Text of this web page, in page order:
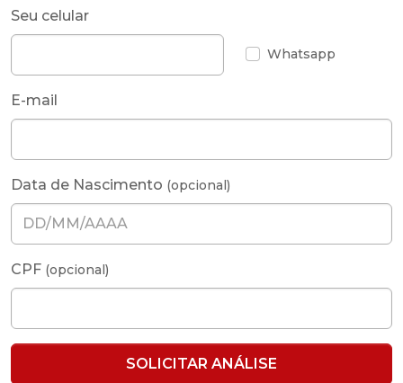
Seu celular
Whatsapp
E-mail
Data de Nascimento (opcional)
CPF (opcional)
SOLICITAR ANÁLISE